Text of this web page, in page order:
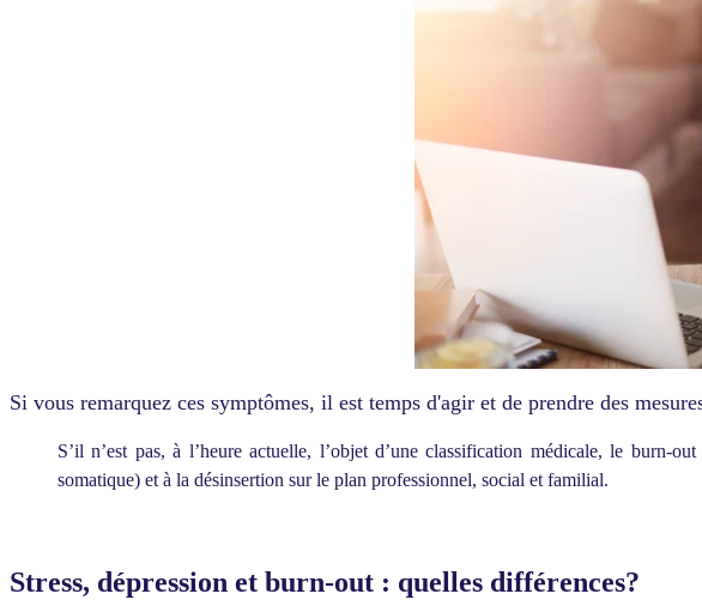
Si vous remarquez ces symptômes, il est temps d'agir et de prendre des
S’il n’est pas, à l’heure actuelle, l’objet d’une classification médicale, le burn-
somatique) et à la désinsertion sur le plan professionnel, social et familial.
Stress, dépression et burn-out : quelles différences?